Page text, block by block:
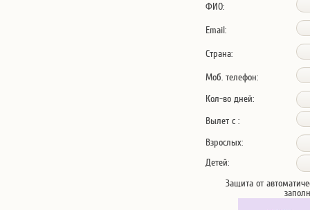
ФИО:
Email:
Страна:
Моб. телефон:
Кол-во дней:
Вылет с :
Взрослых:
Детей:
Защита от